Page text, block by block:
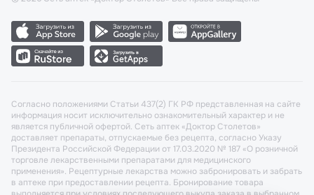
Согласно положениями Статьи 437(2) ГК РФ представленная на сайте
информация носит исключительно ознакомительный характер и не
является публичной офертой. Сеть аптек «Доктор Столетов»
доставляет препараты, отпускаемые без рецепта, согласно Указу
Президента Российской Федерации от 17.03.2020 № 187 «О розничной
торговле лекарственными препаратами для медицинского
применения». Рецептурные лекарства можно забронировать и забрать
в аптеке при предоставлении рецепта. Бронирование товара